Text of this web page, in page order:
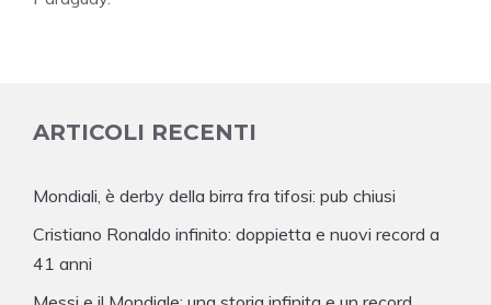
ARTICOLI RECENTI
Mondiali, è derby della birra fra tifosi: pub chiusi
Cristiano Ronaldo infinito: doppietta e nuovi record a
41 anni